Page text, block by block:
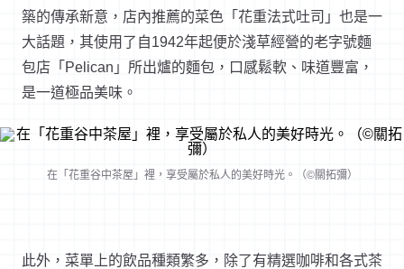
築的傳承新意，店內推薦的菜色「花重法式吐司」也是一
大話題，其使用了自1942年起便於淺草經營的老字號麵
包店「Pelican」所出爐的麵包，口感鬆軟、味道豐富，
是一道極品美味。
在「花重谷中茶屋」裡，享受屬於私人的美好時光。（©關拓彌）
此外，菜單上的飲品種類繁多，除了有精選咖啡和各式茶